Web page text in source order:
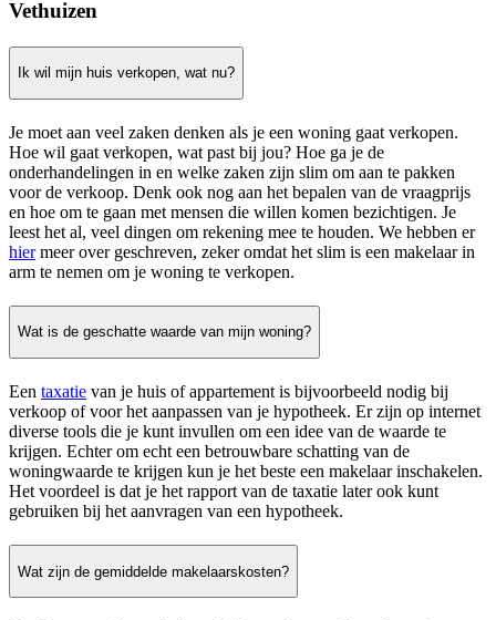
Vethuizen
Ik wil mijn huis verkopen, wat nu?
Je moet aan veel zaken denken als je een woning gaat verkopen.
Hoe wil gaat verkopen, wat past bij jou? Hoe ga je de
onderhandelingen in en welke zaken zijn slim om aan te pakken
voor de verkoop. Denk ook nog aan het bepalen van de vraagprijs
en hoe om te gaan met mensen die willen komen bezichtigen. Je
leest het al, veel dingen om rekening mee te houden. We hebben er
hiermeer over geschreven, zeker omdat het slim is een makelaar in
arm te nemen om je woning te verkopen.
Wat is de geschatte waarde van mijn woning?
Een taxatie van je huis of appartement is bijvoorbeeld nodig bij
verkoop of voor het aanpassen van je hypotheek. Er zijn op internet
diverse tools die je kunt invullen om een idee van de waarde te
krijgen. Echter om echt een betrouwbare schatting van de
woningwaarde te krijgen kun je het beste een makelaar inschakelen.
Het voordeel is dat je het rapport van de taxatie later ook kunt
gebruiken bij het aanvragen van een hypotheek.
Wat zijn de gemiddelde makelaarskosten?